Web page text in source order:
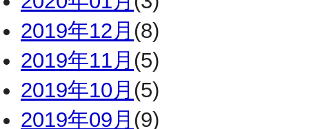
2019年12月 (8)
2019年11月 (5)
2019年10月 (5)
2019年09月 (9)